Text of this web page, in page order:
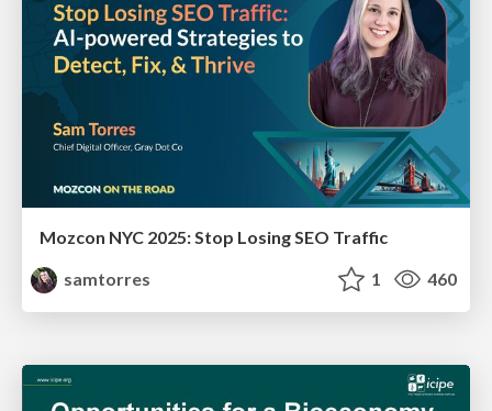
Mozcon NYC 2025: Stop Losing SEO Traffic
samtorres
1 460